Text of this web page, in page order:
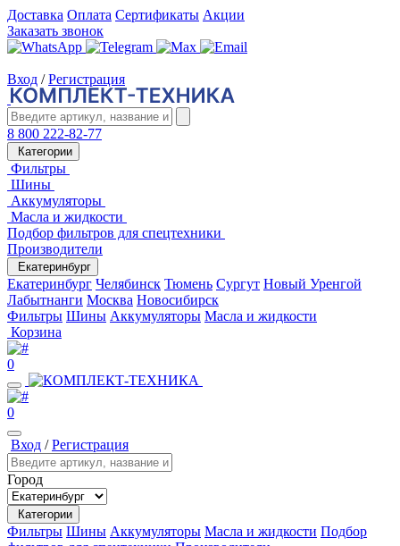
Доставка Оплата Сертификаты Акции
Заказать звонок
Вход / Регистрация
8 800 222-82-77
Категории
Фильтры
Шины
Аккумуляторы
Масла и жидкости
Подбор фильтров для спецтехники
Производители
Екатеринбург
Екатеринбург Челябинск Тюмень Сургут Новый Уренгой
Лабытнанги Москва Новосибирск
Фильтры Шины Аккумуляторы Масла и жидкости
Корзина
0
0
Вход /Регистрация
Город
Категории
Фильтры Шины Аккумуляторы Масла и жидкости Подбор